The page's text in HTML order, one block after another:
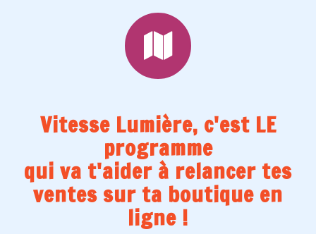
Vitesse Lumière, c'est LE
programme
qui va t'aider à relancer tes
ventes sur ta boutique en
ligne !